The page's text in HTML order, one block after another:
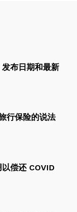
布日期和最新
行保险的说法
偿还 COVID